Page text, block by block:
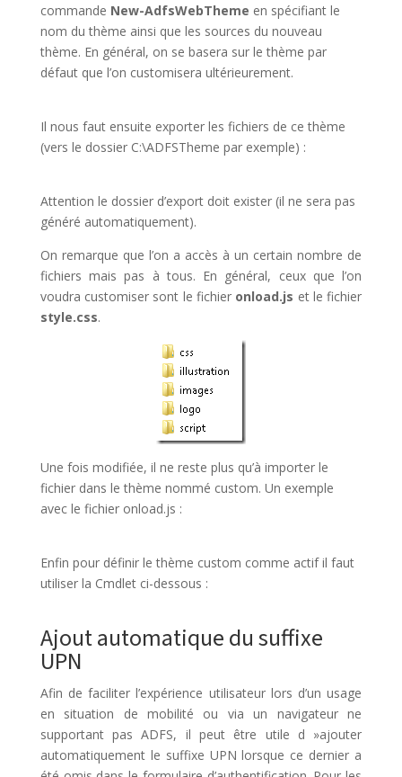
commande New-AdfsWebTheme en spécifiant le
nom du thème ainsi que les sources du nouveau
thème. En général, on se basera sur le thème par
défaut que l’on customisera ultérieurement.
Il nous faut ensuite exporter les fichiers de ce thème
(vers le dossier C:\ADFSTheme par exemple) :
Attention le dossier d’export doit exister (il ne sera pas
généré automatiquement).
On remarque que l’on a accès à un certain nombre de
fichiers mais pas à tous. En général, ceux que l’on
voudra customiser sont le fichier onload.js et le fichier
style.css.
Une fois modifiée, il ne reste plus qu’à importer le
fichier dans le thème nommé custom. Un exemple
avec le fichier onload.js :
Enfin pour définir le thème custom comme actif il faut
utiliser la Cmdlet ci-dessous :
Ajout automatique du suffixe
UPN
Afin de faciliter l’expérience utilisateur lors d’un usage
en situation de mobilité ou via un navigateur ne
supportant pas ADFS, il peut être utile d »ajouter
automatiquement le suffixe UPN lorsque ce dernier a